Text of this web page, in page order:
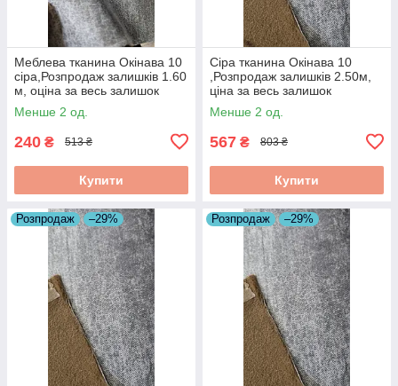
Меблева тканина Окінава 10
сіра,Розпродаж залишків 1.60
м, оціна за весь залишок
Менше 2 од.
240 ₴ 513 ₴
Купити
Сіра тканина Окінава 10
,Розпродаж залишків 2.50м,
ціна за весь залишок
Менше 2 од.
567 ₴ 803 ₴
Купити
Розпродаж –29% Розпродаж –29%